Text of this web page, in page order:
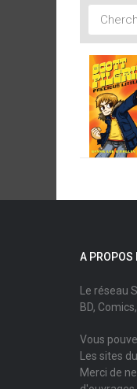
A PROPOS
Le réseau
BD,
Vous
Les sites
Merci de